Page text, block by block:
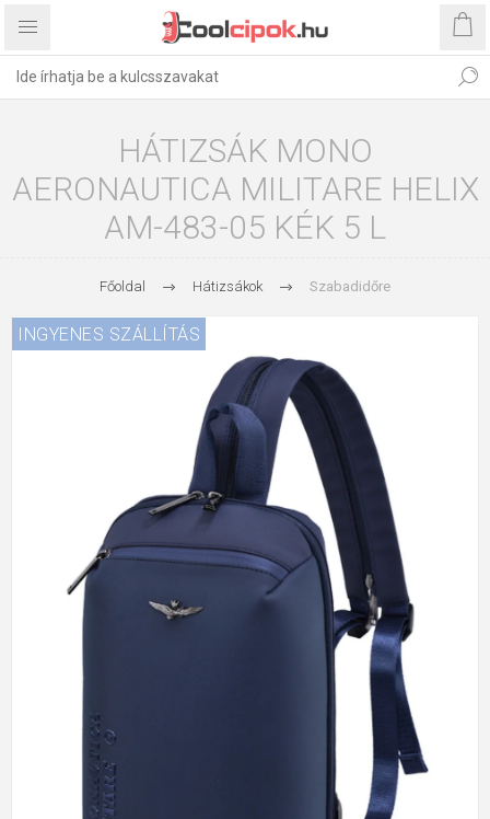
HÁTIZSÁK MONO
AERONAUTICA MILITARE HELIX
AM-483-05 KÉK 5 L
Főoldal Hátizsákok Szabadidőre
INGYENES SZÁLLÍTÁS